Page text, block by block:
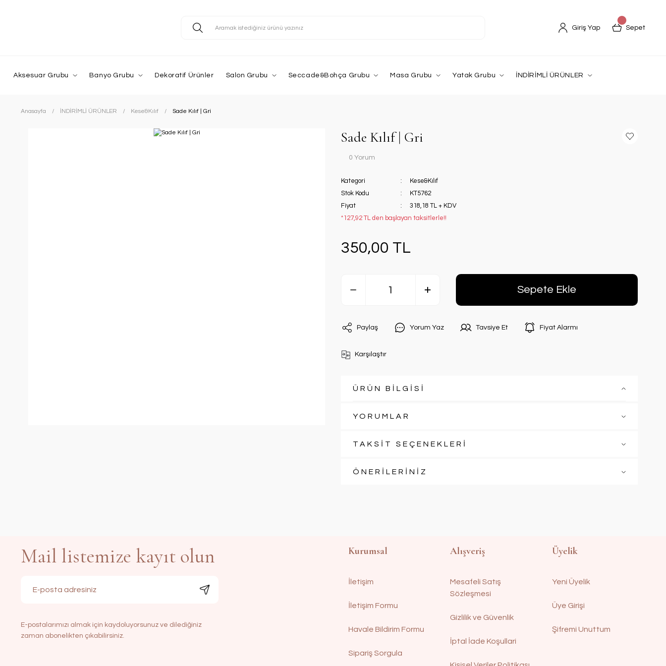
Giriş Yap Sepet
Aksesuar Grubu Banyo Grubu Dekoratif Ürünler Salon Grubu Seccade&Bohça Grubu Masa Grubu Yatak Grubu İNDİRİMLİ ÜRÜNLER
Anasayfa İNDİRİMLİ ÜRÜNLER Kese&Kılıf Sade Kılıf | Gri
Sade Kılıf | Gri
0 Yorum
Kategori
Kese&Kılıf
Stok Kodu
KT5762
Fiyat
318,18 TL + KDV
*127,92 TL den başlayan taksitlerle!!
350,00 TL
Sepete Ekle
Paylaş Yorum Yaz Tavsiye Et Fiyat Alarmı
Karşılaştır
ÜRÜN BİLGİSİ
YORUMLAR
TAKSİT SEÇENEKLERİ
ÖNERİLERİNİZ
Mail listemize kayıt olun
E-postalarımızı almak için kaydoluyorsunuz ve dilediğiniz
zaman abonelikten çıkabilirsiniz.
Kurumsal
İletişim
İletişim Formu
Havale Bildirim Formu
Sipariş Sorgula
Alışveriş
Mesafeli Satış
Sözleşmesi
Gizlilik ve Güvenlik
İptal İade Koşullari
Üyelik
Yeni Üyelik
Üye Girişi
Şifremi Unuttum